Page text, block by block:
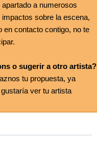
a numerosos
sobre la escena,
en contacto contigo, no te
o sugerir a otro artista?
tu propuesta, ya
ver tu artista